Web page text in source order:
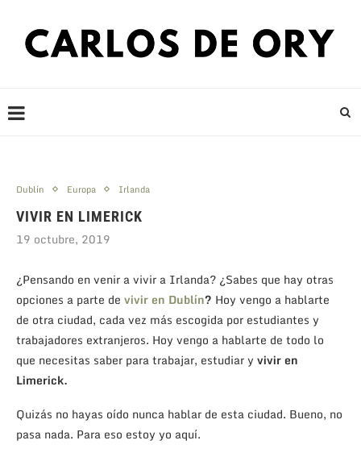
Dublín Europa Irlanda
VIVIR EN LIMERICK
19 octubre, 2019
¿Pensando en venir a vivir a Irlanda? ¿Sabes que hay otras
opciones a parte de vivir en Dublín? Hoy vengo a hablarte
de otra ciudad, cada vez más escogida por estudiantes y
trabajadores extranjeros. Hoy vengo a hablarte de todo lo
que necesitas saber para trabajar, estudiar y vivir en
Limerick.
Quizás no hayas oído nunca hablar de esta ciudad. Bueno, no
pasa nada. Para eso estoy yo aquí.